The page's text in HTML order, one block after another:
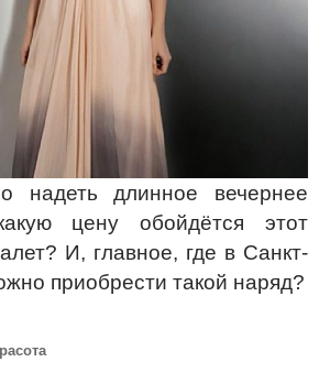
надеть длинное вечернее
цену обойдётся этот
И, главное, где в Санкт-
приобрести такой наряд?